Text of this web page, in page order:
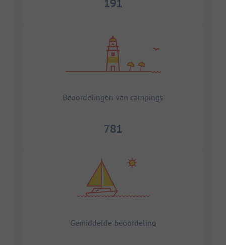
191
Beoordelingen van campings
781
Gemiddelde beoordeling